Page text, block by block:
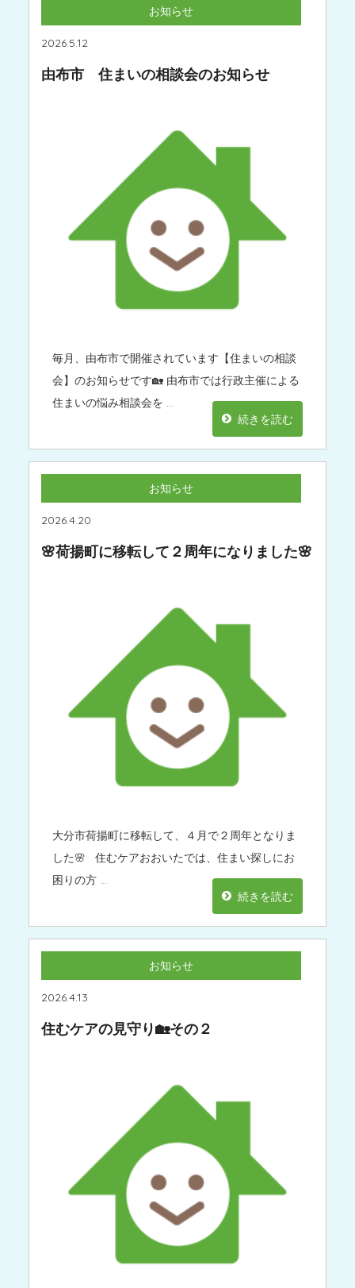
お知らせ
2026.5.12
由布市 住まいの相談会のお知らせ
毎月、由布市で開催されています【住まいの相談
会】のお知らせです🏡 由布市では行政主催による
住まいの悩み相談会を …
続きを読む
お知らせ
2026.4.20
🌸荷揚町に移転して２周年になりました🌸
大分市荷揚町に移転して、４月で２周年となりま
した🌸 住むケアおおいたでは、住まい探しにお
困りの方 …
続きを読む
お知らせ
2026.4.13
住むケアの見守り🏡その２